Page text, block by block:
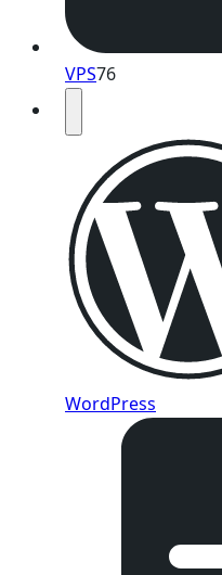
VPS76
WordPress